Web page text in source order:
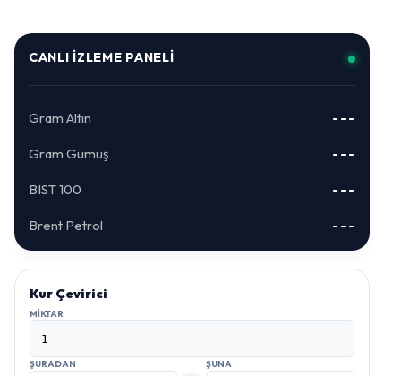
CANLI İZLEME PANELI
Gram Altın ---
Gram Gümüş ---
BIST 100 ---
Brent Petrol ---
Kur Çevirici
MIKTAR
ŞURADAN ŞUNA